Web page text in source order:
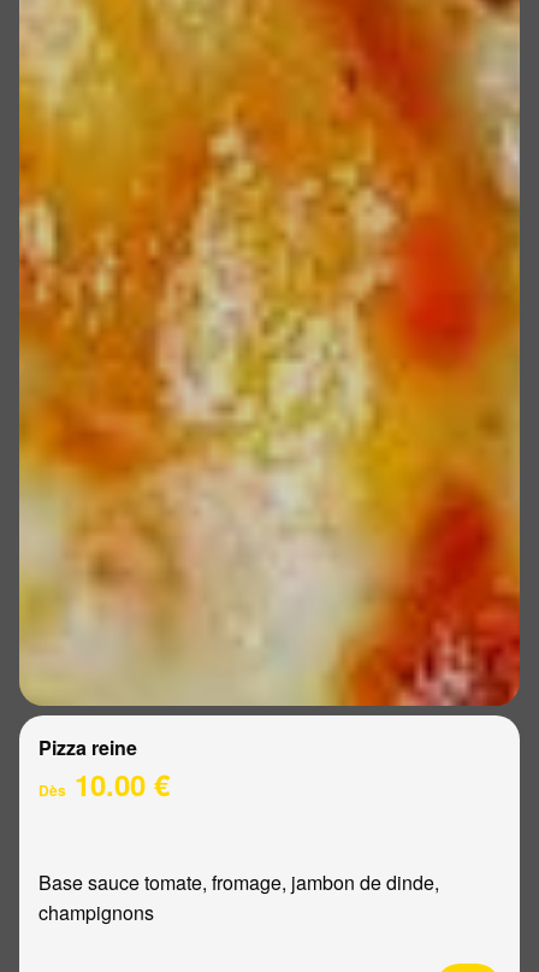
Pizza reine
Dès 10.00 €
Base sauce tomate, fromage, jambon de dinde,
champignons